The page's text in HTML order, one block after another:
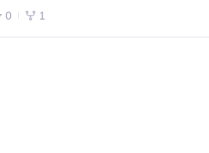
户的实战价值图谱
0 1